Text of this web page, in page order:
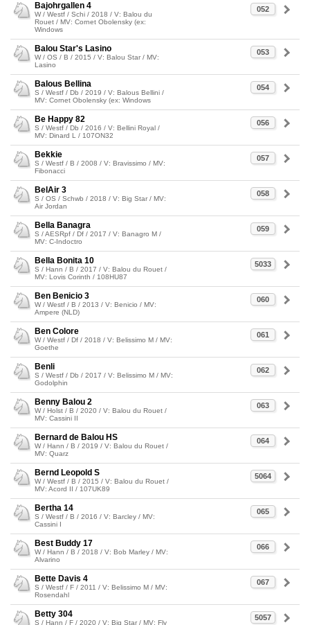
052
Bajohrgallen 4
W / Westf / Schi / 2018 / V: Balou du
Rouet / MV: Cornet Obolensky (ex:
Windows
053
Balou Star's Lasino
W / OS / B / 2015 / V: Balou Star / MV:
Lasino
054
Balous Bellina
S / Westf / Db / 2019 / V: Balous Bellini /
MV: Cornet Obolensky (ex: Windows
056
Be Happy 82
S / Westf / Db / 2016 / V: Bellini Royal /
MV: Dinard L / 107ON32
057
Bekkie
S / Westf / B / 2008 / V: Bravissimo / MV:
Fibonacci
058
BelAir 3
S / OS / Schwb / 2018 / V: Big Star / MV:
Air Jordan
059
Bella Banagra
S / AESRpf / Df / 2017 / V: Banagro M /
MV: C-Indoctro
5033
Bella Bonita 10
S / Hann / B / 2017 / V: Balou du Rouet /
MV: Lovis Corinth / 108HU87
060
Ben Benicio 3
W / Westf / B / 2013 / V: Benicio / MV:
Ampere (NLD)
061
Ben Colore
W / Westf / Df / 2018 / V: Belissimo M / MV:
Goethe
062
Benli
S / Westf / Db / 2017 / V: Belissimo M / MV:
Godolphin
063
Benny Balou 2
W / Holst / B / 2020 / V: Balou du Rouet /
MV: Cassini II
064
Bernard de Balou HS
W / Hann / B / 2019 / V: Balou du Rouet /
MV: Quarz
5064
Bernd Leopold S
W / Westf / B / 2015 / V: Balou du Rouet /
MV: Acord II / 107UK89
065
Bertha 14
S / Westf / B / 2016 / V: Barcley / MV:
Cassini I
066
Best Buddy 17
W / Hann / B / 2018 / V: Bob Marley / MV:
Alvarino
067
Bette Davis 4
S / Westf / F / 2011 / V: Belissimo M / MV:
Rosendahl
5057
Betty 304
S / Hann / F / 2020 / V: Big Star / MV: Fly